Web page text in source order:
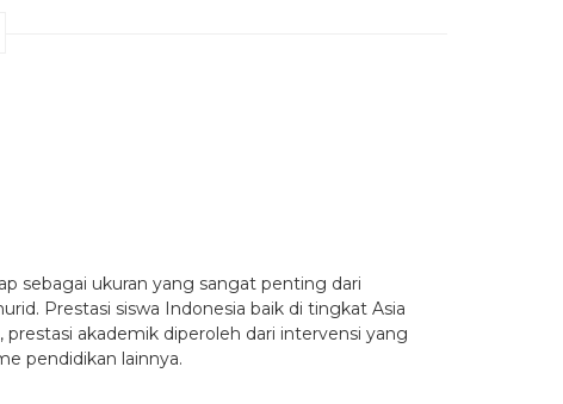
sebagai ukuran yang sangat penting dari
Prestasi siswa Indonesia baik di tingkat Asia
akademik diperoleh dari intervensi yang
pendidikan lainnya.